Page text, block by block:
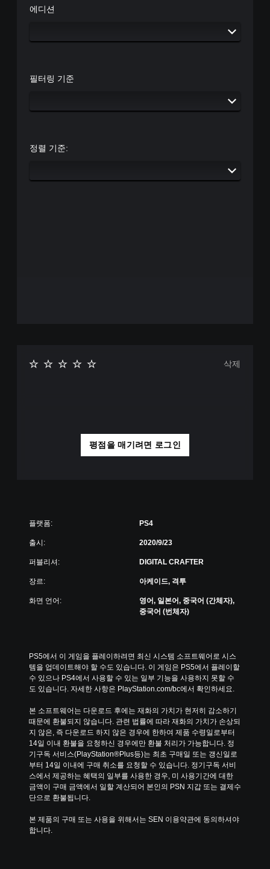
에디션
필터링 기준
정렬 기준:
평점을 매기려면 로그인
삭제
플랫폼: PS4
출시: 2020/9/23
퍼블리셔: DIGITAL CRAFTER
장르: 아케이드, 격투
화면 언어:
영어, 일본어, 중국어 (간체자),
중국어 (번체자)
PS5에서 이 게임을 플레이하려면 최신 시스템 소프트웨어로 시스
템을 업데이트해야 할 수도 있습니다. 이 게임은 PS5에서 플레이할
수 있으나 PS4에서 사용할 수 있는 일부 기능을 사용하지 못할 수
도 있습니다. 자세한 사항은 PlayStation.com/bc에서 확인하세요.
본 소프트웨어는 다운로드 후에는 재화의 가치가 현저히 감소하기
때문에 환불되지 않습니다. 관련 법률에 따라 재화의 가치가 손상되
지 않은, 즉 다운로드 하지 않은 경우에 한하여 제품 수령일로부터
14일 이내 환불을 요청하신 경우에만 환불 처리가 가능합니다. 정
기구독 서비스(PlayStation®Plus등)는 최초 구매일 또는 갱신일로
부터 14일 이내에 구매 취소를 요청할 수 있습니다. 정기구독 서비
스에서 제공하는 혜택의 일부를 사용한 경우, 미 사용기간에 대한
금액이 구매 금액에서 일할 계산되어 본인의 PSN 지갑 또는 결제수
단으로 환불됩니다.
본 제품의 구매 또는 사용을 위해서는 SEN 이용약관에 동의하셔야
합니다.